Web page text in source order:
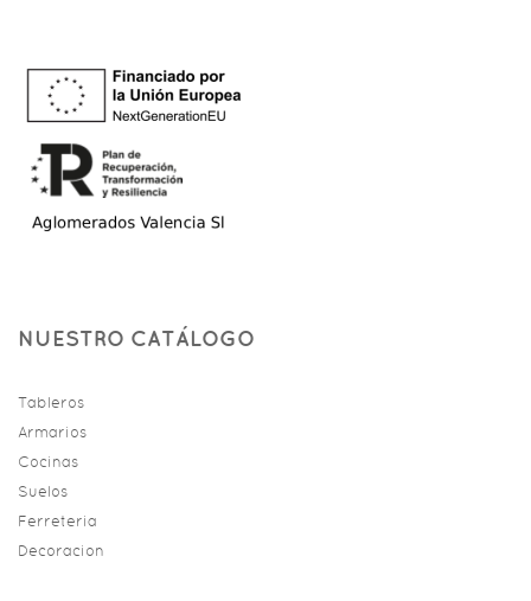
NUESTRO CATÁLOGO
Tableros
Armarios
Cocinas
Suelos
Ferreteria
Decoracion